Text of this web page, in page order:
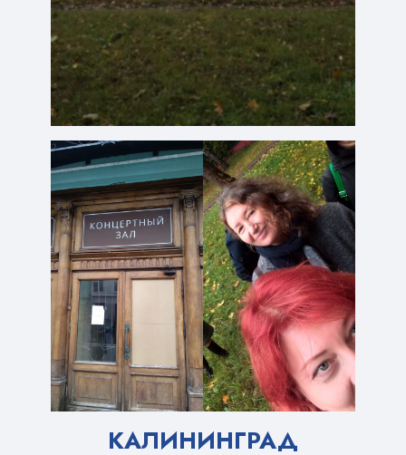
КАЛИНИНГРАД